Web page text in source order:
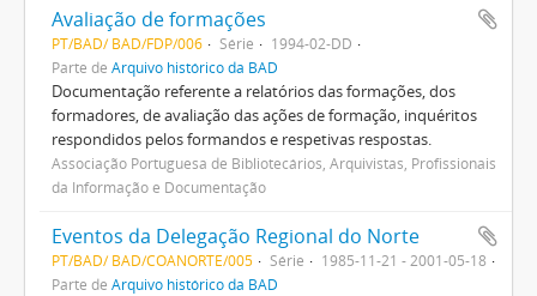
Avaliação de formações
PT/BAD/ BAD/FDP/006 Série
1994-02-DD
Parte de Arquivo histórico da BAD
Documentação referente a relatórios das formações, dos
formadores, de avaliação das ações de formação, inquéritos
respondidos pelos formandos e respetivas respostas.
Associação Portuguesa de Bibliotecários, Arquivistas, Profissionais
da Informação e Documentação
Eventos da Delegação Regional do Norte
PT/BAD/ BAD/COANORTE/005 Série
1985-11-21 - 2001-05-18
Parte de Arquivo histórico da BAD